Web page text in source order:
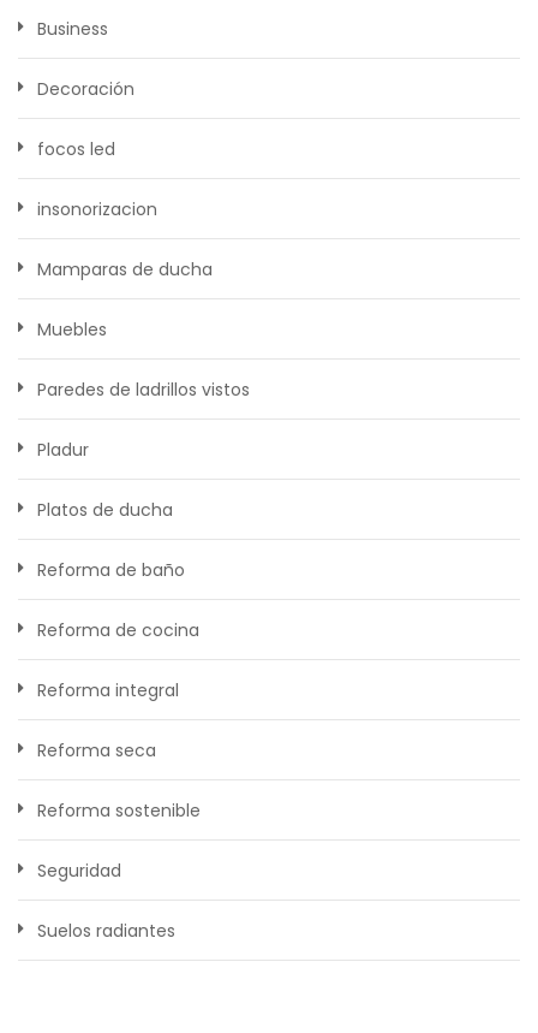
Business
Decoración
focos led
insonorizacion
Mamparas de ducha
Muebles
Paredes de ladrillos vistos
Pladur
Platos de ducha
Reforma de baño
Reforma de cocina
Reforma integral
Reforma seca
Reforma sostenible
Seguridad
Suelos radiantes